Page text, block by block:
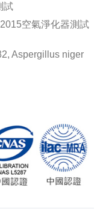
試
空氣淨化器測試
Aspergillus niger